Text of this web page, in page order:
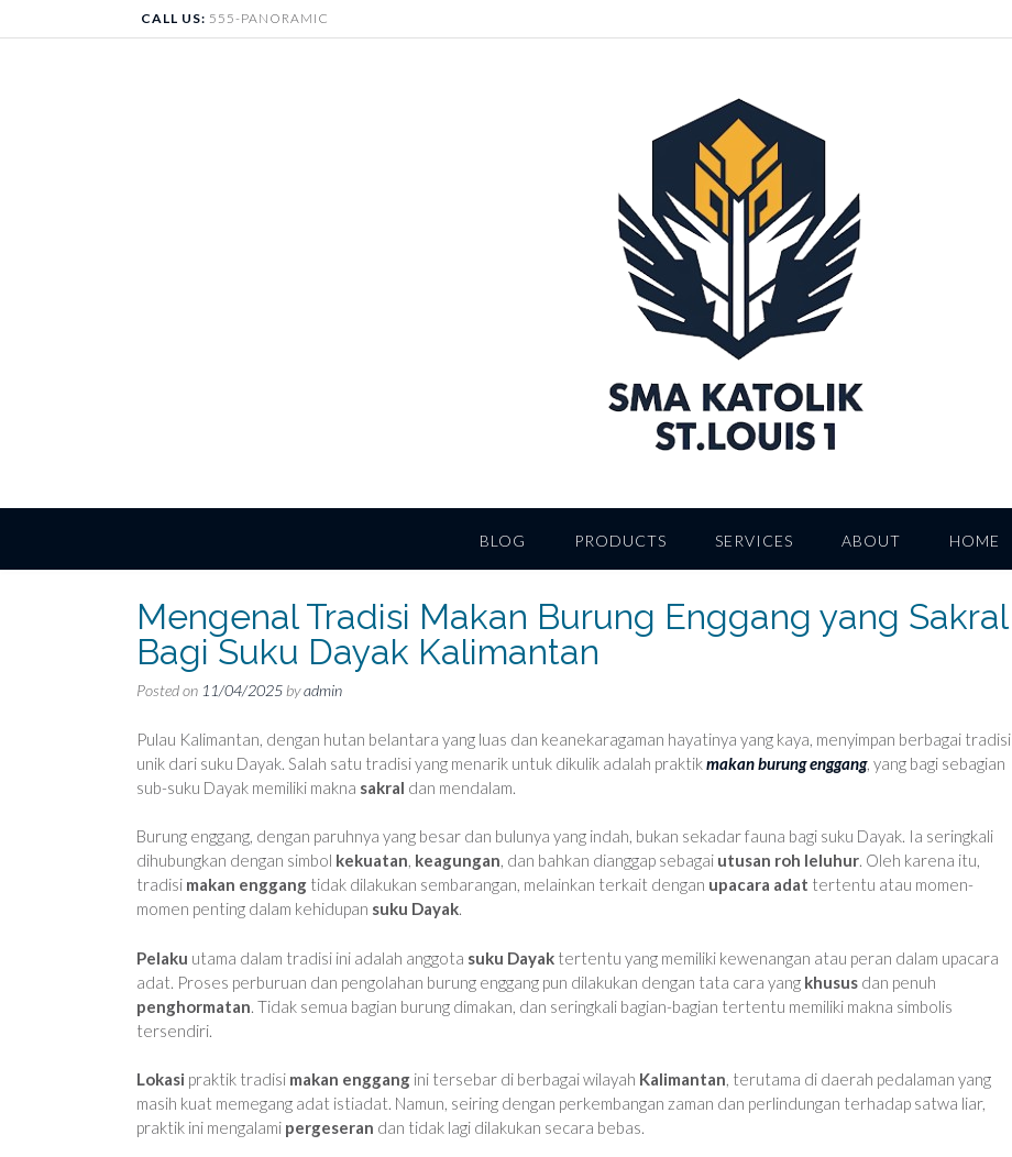
to
CALL US: 555-PANORAMIC
BLOG PRODUCTS SERVICES ABOUT HOME
Mengenal Tradisi Makan Burung Enggang yang Sakral
Bagi Suku Dayak Kalimantan
Posted on 11/04/2025 byadmin
Pulau Kalimantan, dengan hutan belantara yang luas dan keanekaragaman hayatinya yang kaya, menyimpan berbagai tradisi
unik dari suku Dayak. Salah satu tradisi yang menarik untuk dikulik adalah praktikmakan burung enggang, yang bagi sebagian
sub-suku Dayak memiliki makna sakral dan mendalam.
Burung enggang, dengan paruhnya yang besar dan bulunya yang indah, bukan sekadar fauna bagi suku Dayak. Ia seringkali
dihubungkan dengan simbol kekuatan, keagungan, dan bahkan dianggap sebagai utusan roh leluhur. Oleh karena itu,
tradisi makan enggang tidak dilakukan sembarangan, melainkan terkait dengan upacara adat tertentu atau momen-
momen penting dalam kehidupan suku Dayak.
Pelaku utama dalam tradisi ini adalah anggota suku Dayak tertentu yang memiliki kewenangan atau peran dalam upacara
adat. Proses perburuan dan pengolahan burung enggang pun dilakukan dengan tata cara yang khusus dan penuh
penghormatan . Tidak semua bagian burung dimakan, dan seringkali bagian-bagian tertentu memiliki makna simbolis
tersendiri.
Lokasi praktik tradisi makan enggang ini tersebar di berbagai wilayah Kalimantan, terutama di daerah pedalaman yang
masih kuat memegang adat istiadat. Namun, seiring dengan perkembangan zaman dan perlindungan terhadap satwa liar,
praktik ini mengalami pergeseran dan tidak lagi dilakukan secara bebas.